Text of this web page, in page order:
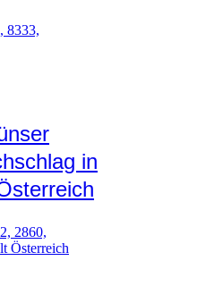
8333,
in
2860,
Österreich